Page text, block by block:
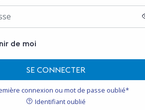
de moi
SE CONNECTER
connexion ou mot de passe oublié*
Identifiant oublié